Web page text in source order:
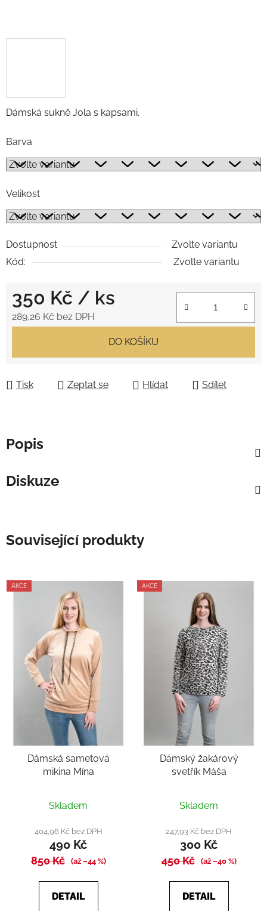
Dámská sukně Jola s kapsami.
Barva
Velikost
Dostupnost
Zvolte variantu
Kód:
Zvolte variantu
350 Kč / ks
289,26 Kč bez DPH
DO KOŠÍKU
Tisk Zeptat se Hlídat Sdílet
Popis
Diskuze
Související produkty
AKCE
Dámská sametová
mikina Mína
Skladem
404,96 Kč bez DPH
490 Kč
850 Kč (až –44 %)
DETAIL
AKCE
Dámský žakárový
svetřík Máša
Skladem
247,93 Kč bez DPH
300 Kč
450 Kč (až –40 %)
DETAIL